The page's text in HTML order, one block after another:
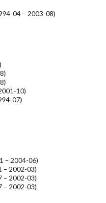
04 – 2003-08)
10)
07)
– 2004-06)
– 2002-03)
– 2002-03)
– 2002-03)